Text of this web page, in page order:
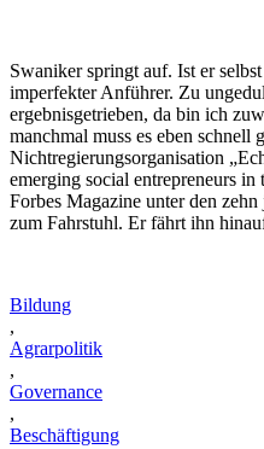
Swaniker springt auf. Ist er
imperfekter Anführer. Zu
ergebnisgetrieben, da bin ich
manchmal muss es eben schnell
Nichtregierungsorganisation
emerging social entrepreneurs
Forbes Magazine unter den
zum Fahrstuhl. Er fährt ihn
Bildung
,
Agrarpolitik
,
Governance
,
Beschäftigung